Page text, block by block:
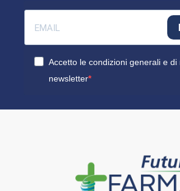
Accetto le condizioni generali e di
newsletter